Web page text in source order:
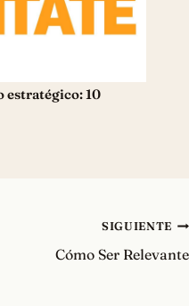
estratégico: 10
SIGUIENTE
Cómo Ser Relevante